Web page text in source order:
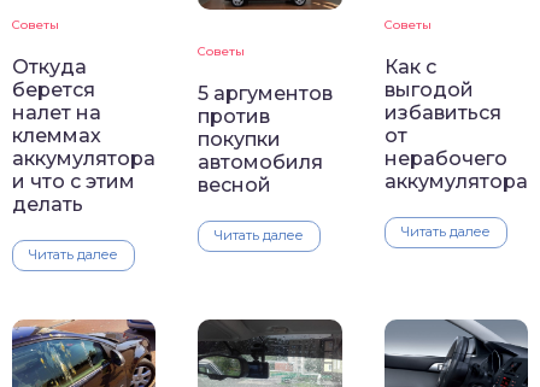
Советы
Откуда
берется
налет на
клеммах
аккумулятора
и что с этим
делать
Читать далее
Советы
5 аргументов
против
покупки
автомобиля
весной
Читать далее
Советы
Как с
выгодой
избавиться
от
нерабочего
аккумулятора
Читать далее